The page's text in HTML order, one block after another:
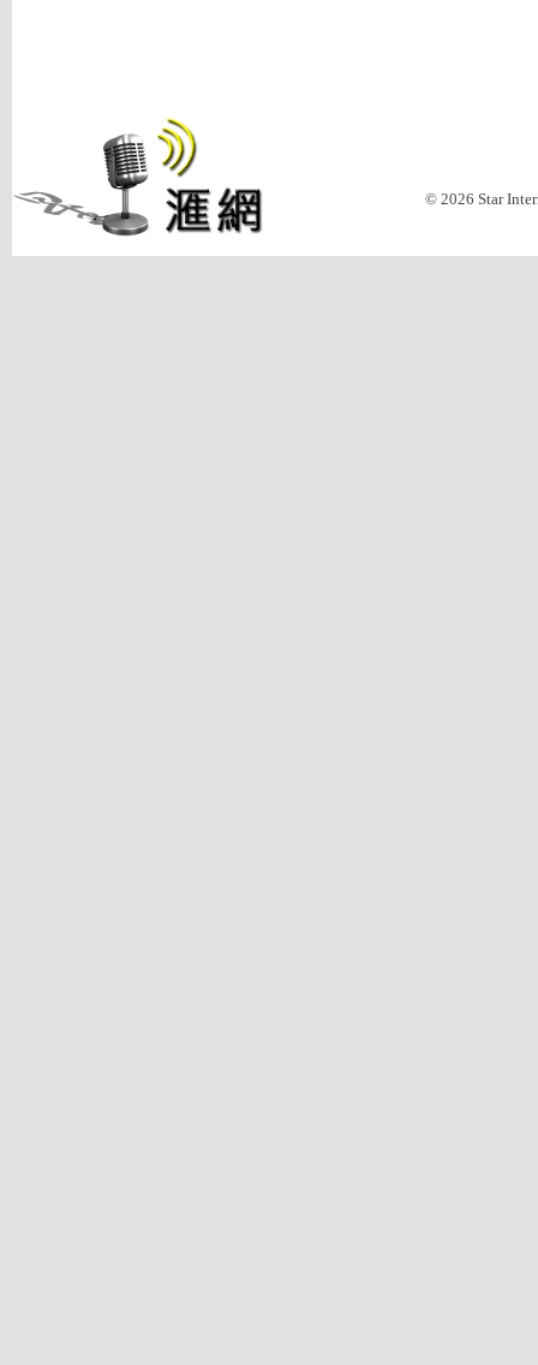
© 2026 Star